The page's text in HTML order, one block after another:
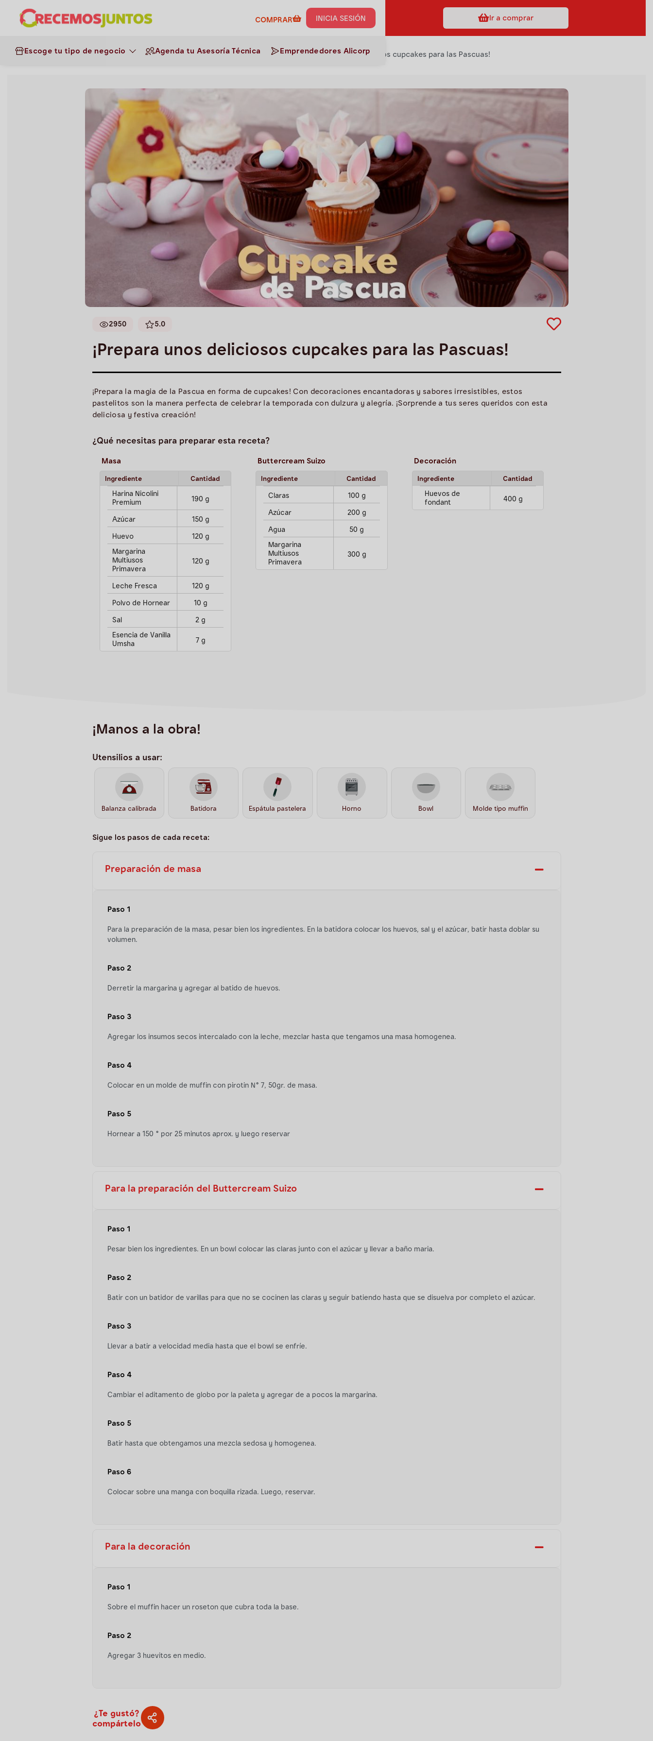
COMPRAR INICIA SESIÓN
Escoge tu tipo de negocio Agenda tu Asesoría Técnica Emprendedores Alicorp
¡Haz clic aquí y obtén los insumos de esta receta al
instante!
Ir a comprar
Negocios > Reposteras de Oro > Recetas > Temáticos >¡Prepara unos deliciosos cupcakes para las Pascuas!
2950 5.0
¡Prepara unos deliciosos cupcakes para las Pascuas!
¡Prepara la magia de la Pascua en forma de cupcakes! Con decoraciones encantadoras y sabores irresistibles, estos
pastelitos son la manera perfecta de celebrar la temporada con dulzura y alegría. ¡Sorprende a tus seres queridos con esta
deliciosa y festiva creación!
¿Qué necesitas para preparar esta receta?
Masa
Ingrediente Cantidad
Harina Nicolini
Premium
190 g
Azúcar 150 g
Huevo 120 g
Margarina
Multiusos
Primavera
120 g
Leche Fresca 120 g
Polvo de Hornear 10 g
Sal 2 g
Esencia de Vanilla
Umsha
7 g
Buttercream Suizo
Ingrediente Cantidad
Claras 100 g
Azúcar 200 g
Agua 50 g
Margarina
Multiusos
Primavera
300 g
Decoración
Ingrediente Cantidad
Huevos de
fondant
400 g
¡Manos a la obra!
Utensilios a usar:
Balanza calibrada Batidora Espátula pastelera Horno Bowl Molde tipo muffin
Sigue los pasos de cada receta:
Preparación de masa
Paso 1
Para la preparación de la masa, pesar bien los ingredientes. En la batidora colocar los huevos, sal y el azúcar, batir hasta doblar su
volumen.
Paso 2
Derretir la margarina y agregar al batido de huevos.
Paso 3
Agregar los insumos secos intercalado con la leche, mezclar hasta que tengamos una masa homogenea.
Paso 4
Colocar en un molde de muffin con pirotin N° 7, 50gr. de masa.
Paso 5
Hornear a 150 ° por 25 minutos aprox. y luego reservar
Para la preparación del Buttercream Suizo
Paso 1
Pesar bien los ingredientes. En un bowl colocar las claras junto con el azúcar y llevar a baño maria.
Paso 2
Batir con un batidor de varillas para que no se cocinen las claras y seguir batiendo hasta que se disuelva por completo el azúcar.
Paso 3
Llevar a batir a velocidad media hasta que el bowl se enfríe.
Paso 4
Cambiar el aditamento de globo por la paleta y agregar de a pocos la margarina.
Paso 5
Batir hasta que obtengamos una mezcla sedosa y homogenea.
Paso 6
Colocar sobre una manga con boquilla rizada. Luego, reservar.
Para la decoración
Paso 1
Sobre el muffin hacer un roseton que cubra toda la base.
Paso 2
Agregar 3 huevitos en medio.
¿Te gustó?
compártelo